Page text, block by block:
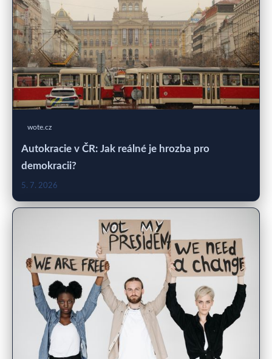
wote.cz
Autokracie v ČR: Jak reálné je hrozba pro
demokracii?
5. 7. 2026